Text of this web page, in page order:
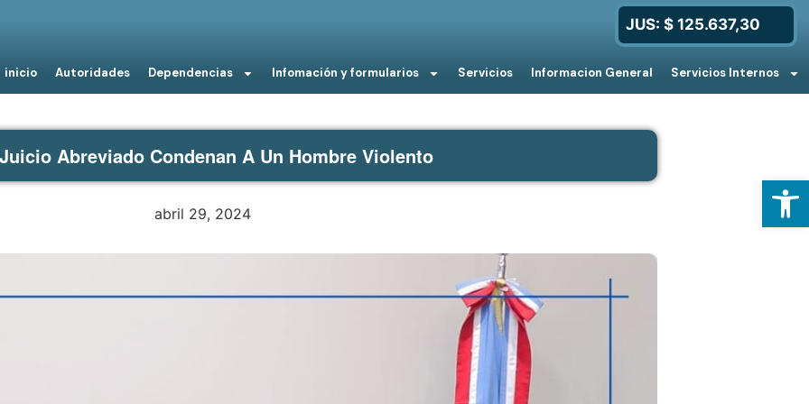
inicio Autoridades Dependencias Infomación y formularios Servicios Informacion General Servicios Internos
JUS: $ 125.637,30
Abreviado Condenan A Un Hombre Violento
abril 29, 2024